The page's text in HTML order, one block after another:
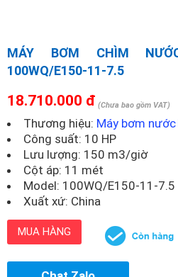
MÁY BƠM CHÌM
100WQ/E150-11-7.5
18.710.000 đ (Chưa bao gồm VAT)
Thương hiệu: Máy bơm nước
Công suất: 10 HP
Lưu lượng: 150 m3/giờ
Cột áp: 11 mét
Model: 100WQ/E150-11-7.5
Xuất xứ: China
MUA HÀNG